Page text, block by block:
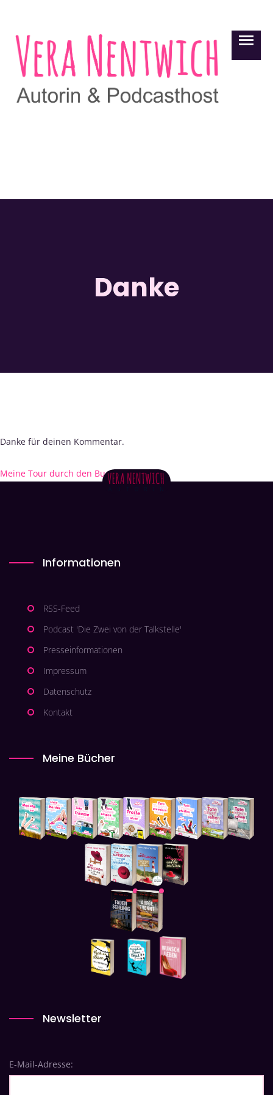
Danke
Danke für deinen Kommentar.
Meine Tour durch den Buchhandel→
Informationen
RSS-Feed
Podcast 'Die Zwei von der Talkstelle'
Presseinformationen
Impressum
Datenschutz
Kontakt
Meine Bücher
Newsletter
E-Mail-Adresse: